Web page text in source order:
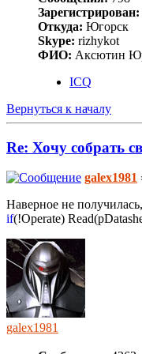
Зарегистрирован:
Откуда: Югорск
Skype: rizhykot
ФИО: Аксютин
ICQ
Вернуться к началу
Re: Хочу собрать
galex1981
Наверное не
if(!Operate)
galex1981